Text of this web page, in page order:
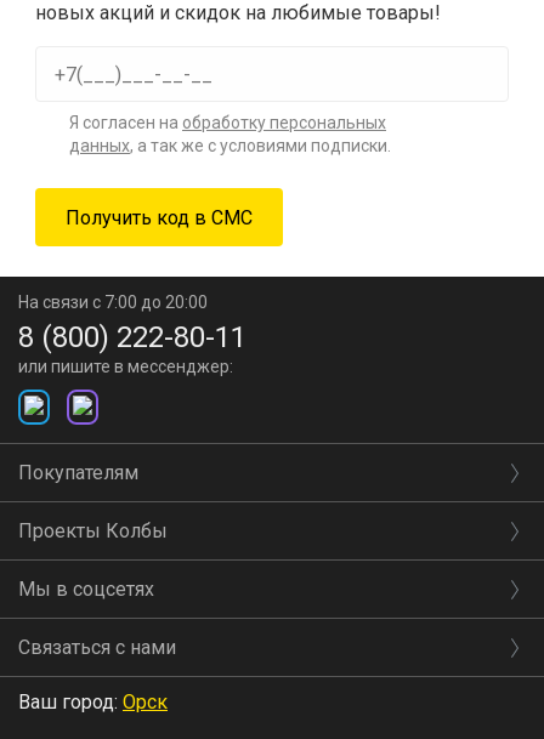
новых акций и скидок на любимые товары!
Я согласен на обработку персональных
данных, а так же с условиями подписки.
На связи с 7:00 до 20:00
8 (800) 222-80-11
или пишите в мессенджер:
Покупателям
Проекты Колбы
Мы в соцсетях
Связаться с нами
Ваш город: Орск